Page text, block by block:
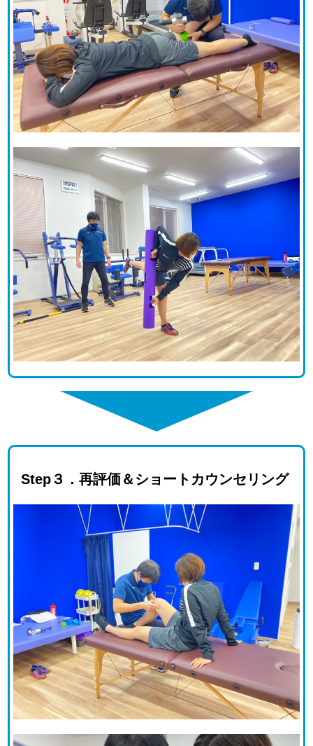
Step３．再評価＆ショートカウンセリング